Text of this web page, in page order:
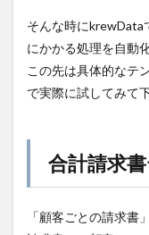
そんな時にkrewData
にかかる処理を自動
この先は具体的なテ
で実際に試してみて
合計請求
「顧客ごとの請求書